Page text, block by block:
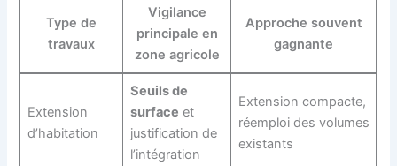
Type de
travaux
Vigilance
principale en
zone agricole
Approche souvent
gagnante
Extension
d’habitation
Seuils de
surface et
justification de
l’intégration
Extension compacte,
réemploi des volumes
existants